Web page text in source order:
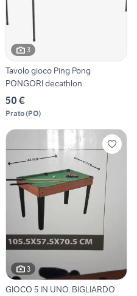
3
Tavolo gioco Ping Pong
PONGORI decathlon
50 €
Prato(PO)
3
GIOCO 5 IN UNO. BIGLIARDO